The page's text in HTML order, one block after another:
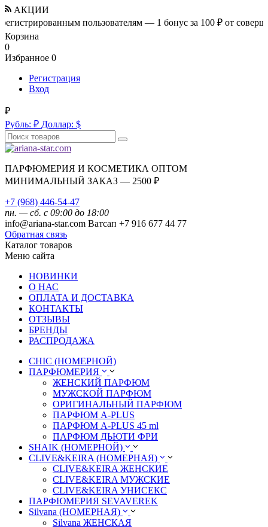
АКЦИИ
пользователям — 1 бонус за 100 ₽ от
Корзина
0
Избранное 0
Регистрация
Вход
₽
Рубль: ₽ Доллар: $
ПАРФЮМЕРИЯ И КОСМЕТИКА ОПТОМ
МИНИМАЛЬНЫЙ ЗАКАЗ — 2500 ₽
+7 (968) 446-54-47
пн. — сб. с 09:00 до 18:00
info@ariana-star.com Ватсап +7 916 677 44 77
Обратная связь
Каталог товаров
Меню сайта
НОВИНКИ
О НАС
ОПЛАТА И ДОСТАВКА
КОНТАКТЫ
ОТЗЫВЫ
БРЕНДЫ
РАСПРОДАЖА
CHIC (НОМЕРНОЙ)
ПАРФЮМЕРИЯ
ЖЕНСКИЙ ПАРФЮМ
МУЖСКОЙ ПАРФЮМ
ОРИГИНАЛЬНЫЙ ПАРФЮМ
ПАРФЮМ A-PLUS
ПАРФЮМ A-PLUS 45 ml
ПАРФЮМ ДЬЮТИ ФРИ
SHAIK (НОМЕРНОЙ)
CLIVE&KEIRA (НОМЕРНАЯ)
CLIVE&KEIRA ЖЕНСКИЕ
CLIVE&KEIRA МУЖСКИЕ
CLIVE&KEIRA УНИСЕКС
ПАРФЮМЕРИЯ SEVAVEREK
Silvana (НОМЕРНАЯ)
Silvana ЖЕНСКАЯ